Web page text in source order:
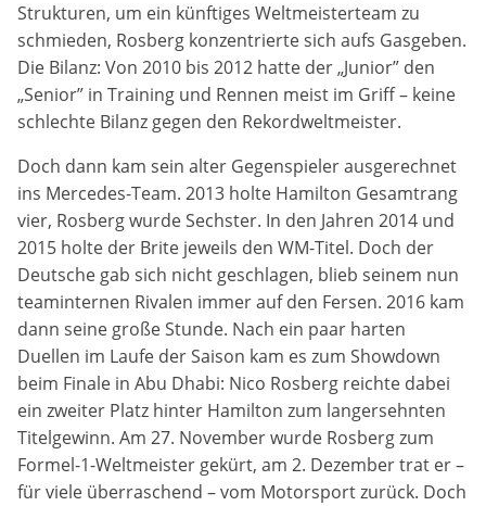
Strukturen, um ein künftiges Weltmeisterteam zu
schmieden, Rosberg konzentrierte sich aufs Gasgeben.
Die Bilanz: Von 2010 bis 2012 hatte der „Junior” den
„Senior” in Training und Rennen meist im Griff – keine
schlechte Bilanz gegen den Rekordweltmeister.
Doch dann kam sein alter Gegenspieler ausgerechnet
ins Mercedes-Team. 2013 holte Hamilton Gesamtrang
vier, Rosberg wurde Sechster. In den Jahren 2014 und
2015 holte der Brite jeweils den WM-Titel. Doch der
Deutsche gab sich nicht geschlagen, blieb seinem nun
teaminternen Rivalen immer auf den Fersen. 2016 kam
dann seine große Stunde. Nach ein paar harten
Duellen im Laufe der Saison kam es zum Showdown
beim Finale in Abu Dhabi: Nico Rosberg reichte dabei
ein zweiter Platz hinter Hamilton zum langersehnten
Titelgewinn. Am 27. November wurde Rosberg zum
Formel-1-Weltmeister gekürt, am 2. Dezember trat er –
für viele überraschend – vom Motorsport zurück. Doch
Cookies, die ggf. zur Einbettung und Bereitstellung
von interaktiven Karten auf unserer Website gesetzt
werden.
Marketing
Marketing-Cookies werden von Drittanbietern verwendet,
um personalisierte Werbung anzuzeigen. Dazu verfolgen
sie die Aktivitäten der Besucher über verschiedene
Websites hinweg.
Google Ads
Name:
_gcl_aw, _gcl_gs, _gclid, _gcl_au, FPGCLAW, FPAU
Anbieter:
Google LLC